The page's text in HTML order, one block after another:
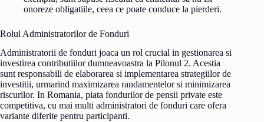
onoreze obligatiile, ceea ce poate conduce la pierderi.
Rolul Administratorilor de Fonduri
Administratorii de fonduri joaca un rol crucial in gestionarea si
investirea contributiilor dumneavoastra la Pilonul 2. Acestia
sunt responsabili de elaborarea si implementarea strategiilor de
investitii, urmarind maximizarea randamentelor si minimizarea
riscurilor. In Romania, piata fondurilor de pensii private este
competitiva, cu mai multi administratori de fonduri care ofera
variante diferite pentru participanti.